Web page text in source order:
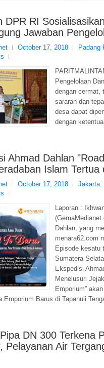
DPR RI
Jawaban
October 17, 2018 Padang
Pengelolaan
dengan cermat,
sararan dan
desa dapat
dengan
Ahmad Dahlan
Islam Tertua
October 17, 2018 Jakarta,
Laporan :
Dahlan, yang
menara62.com
Episode kesatu
Sumatera
Ekspedisi
Menelusuri
Emporium”
Emporium Barus di Tapanuli
DN 300 Terkena
Pelayanan Air